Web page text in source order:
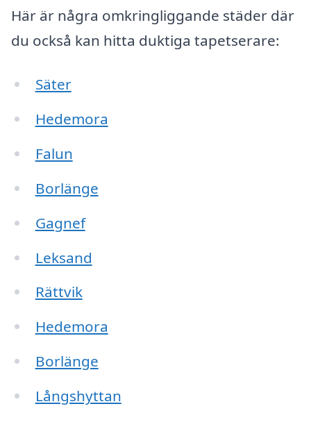
Här är några omkringliggande städer där
du också kan hitta duktiga tapetserare:
Säter
Hedemora
Falun
Borlänge
Gagnef
Leksand
Rättvik
Hedemora
Borlänge
Långshyttan